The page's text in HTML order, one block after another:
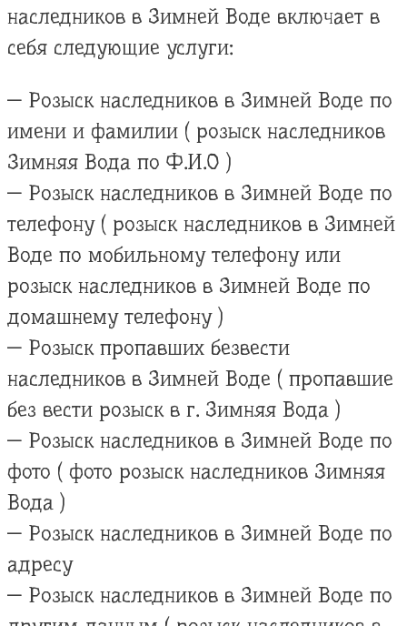
наследников в Зимней Воде включает в
себя следующие услуги:
— Розыск наследников в Зимней Воде по
имени и фамилии ( розыск наследников
Зимняя Вода по Ф.И.О )
— Розыск наследников в Зимней Воде по
телефону ( розыск наследников в Зимней
Воде по мобильному телефону или
розыск наследников в Зимней Воде по
домашнему телефону )
— Розыск пропавших безвести
наследников в Зимней Воде ( пропавшие
без вести розыск в г. Зимняя Вода )
— Розыск наследников в Зимней Воде по
фото ( фото розыск наследников Зимняя
Вода )
— Розыск наследников в Зимней Воде по
адресу
— Розыск наследников в Зимней Воде по